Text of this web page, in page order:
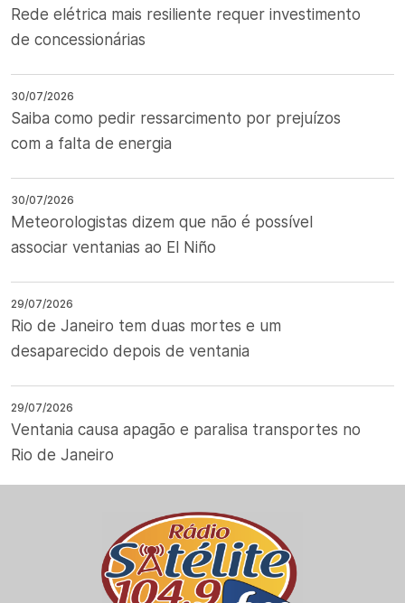
Rede elétrica mais resiliente requer investimento
de concessionárias
30/07/2026
Saiba como pedir ressarcimento por prejuízos
com a falta de energia
30/07/2026
Meteorologistas dizem que não é possível
associar ventanias ao El Niño
29/07/2026
Rio de Janeiro tem duas mortes e um
desaparecido depois de ventania
29/07/2026
Ventania causa apagão e paralisa transportes no
Rio de Janeiro